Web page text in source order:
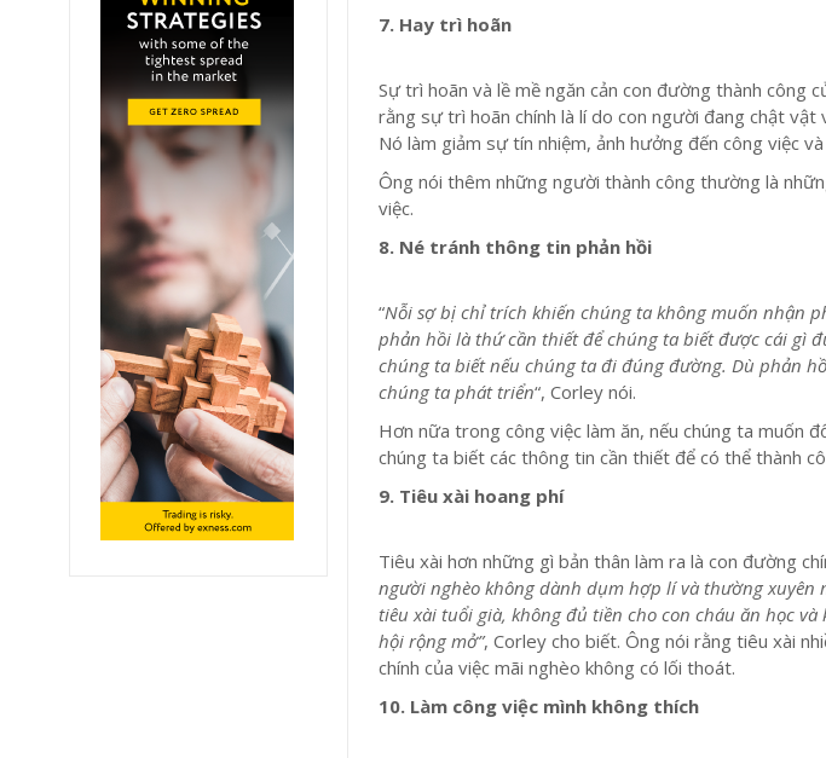
7. Hay trì hoãn
Sự trì hoãn và lề mề ngăn cản con đường thành công
rằng sự trì hoãn chính là lí do con người đang chật vật
Nó làm giảm sự tín nhiệm, ảnh hưởng đến công việc
Ông nói thêm những người thành công thường là
việc.
8. Né tránh thông tin phản hồi
“Nỗi sợ bị chỉ trích khiến chúng ta không muốn nhận
phản hồi là thứ cần thiết để chúng ta biết được cái gì
chúng ta biết nếu chúng ta đi đúng đường. Dù phản
chúng ta phát triển“, Corley nói.
Hơn nữa trong công việc làm ăn, nếu chúng ta muốn
chúng ta biết các thông tin cần thiết để có thể thành
9. Tiêu xài hoang phí
Tiêu xài hơn những gì bản thân làm ra là con đường
người nghèo không dành dụm hợp lí và thường xuyên
tiêu xài tuổi già, không đủ tiền cho con cháu ăn học
hội rộng mở”, Corley cho biết. Ông nói rằng tiêu xài
chính của việc mãi nghèo không có lối thoát.
10. Làm công việc mình không thích